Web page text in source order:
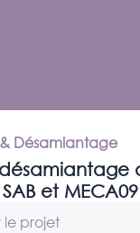
Désamiantage
et MECA09
le projet